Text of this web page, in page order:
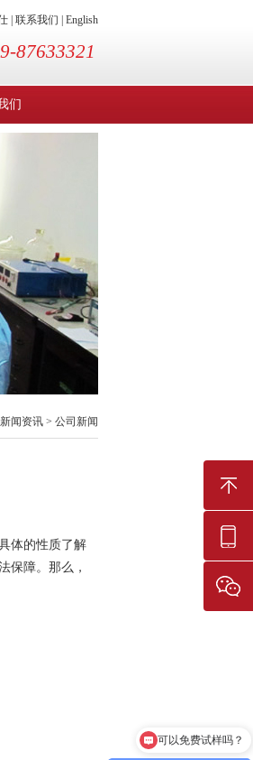
联系我们 English
87633321
们
新闻资讯 > 公司新闻
体的性质了解
保障。那么，
可以免费试样吗？